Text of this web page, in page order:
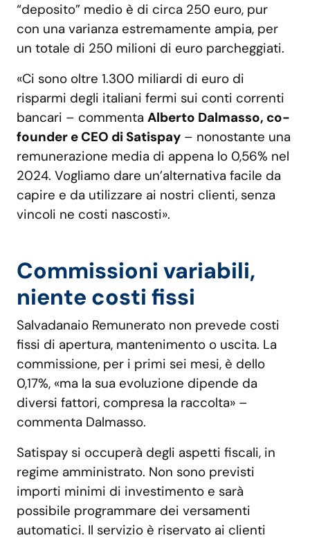
“deposito” medio è di circa 250 euro, pur
con una varianza estremamente ampia, per
un totale di 250 milioni di euro parcheggiati.
«Ci sono oltre 1.300 miliardi di euro di
risparmi degli italiani fermi sui conti correnti
bancari – commenta Alberto Dalmasso, co-
founder e CEO di Satispay – nonostante una
remunerazione media di appena lo 0,56% nel
2024. Vogliamo dare un’alternativa facile da
capire e da utilizzare ai nostri clienti, senza
vincoli ne costi nascosti».
Commissioni variabili,
niente costi fissi
Salvadanaio Remunerato non prevede costi
fissi di apertura, mantenimento o uscita. La
commissione, per i primi sei mesi, è dello
0,17%, «ma la sua evoluzione dipende da
diversi fattori, compresa la raccolta» –
commenta Dalmasso.
Satispay si occuperà degli aspetti fiscali, in
regime amministrato. Non sono previsti
importi minimi di investimento e sarà
possibile programmare dei versamenti
automatici. Il servizio è riservato ai clienti